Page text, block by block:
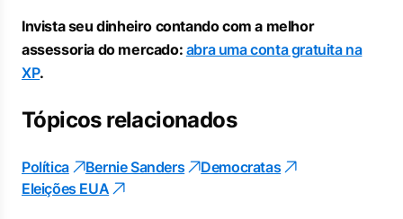
Invista seu dinheiro contando com a melhor
assessoria do mercado: abra uma conta gratuita na
XP.
Tópicos relacionados
Política Bernie Sanders
Democratas
Eleições EUA